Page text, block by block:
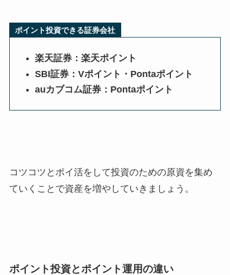
ポイント投資できる証券会社
楽天証券：楽天ポイント
SBI証券：Vポイント・Pontaポイント
auカブコム証券：Pontaポイント
コツコツとポイ活をして投資のための原資を集め
ていくことで資産を増やしていきましょう。
ポイント投資とポイント運用の違い